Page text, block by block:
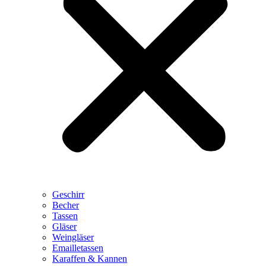
Geschirr
Becher
Tassen
Gläser
Weingläser
Emailletassen
Karaffen & Kannen